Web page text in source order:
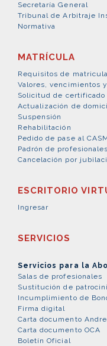
Secretaría General
Tribunal de Arbitraje
Normativa
MATRÍCULA
Requisitos de
Valores, vencimientos
Solicitud de
Actualización de
Suspensión
Rehabilitación
Pedido de pase al
Padrón de profesionales
Cancelación por
ESCRITORIO
Ingresar
SERVICIOS
Servicios para la
Salas de profesionales
Sustitución de
Incumplimiento de
Firma digital
Carta documento
Carta documento OCA
Boletín Oficial